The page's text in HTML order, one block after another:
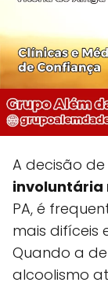
A decisão
involuntária
PA, é
mais difíceis
Quando a
alcoolismo